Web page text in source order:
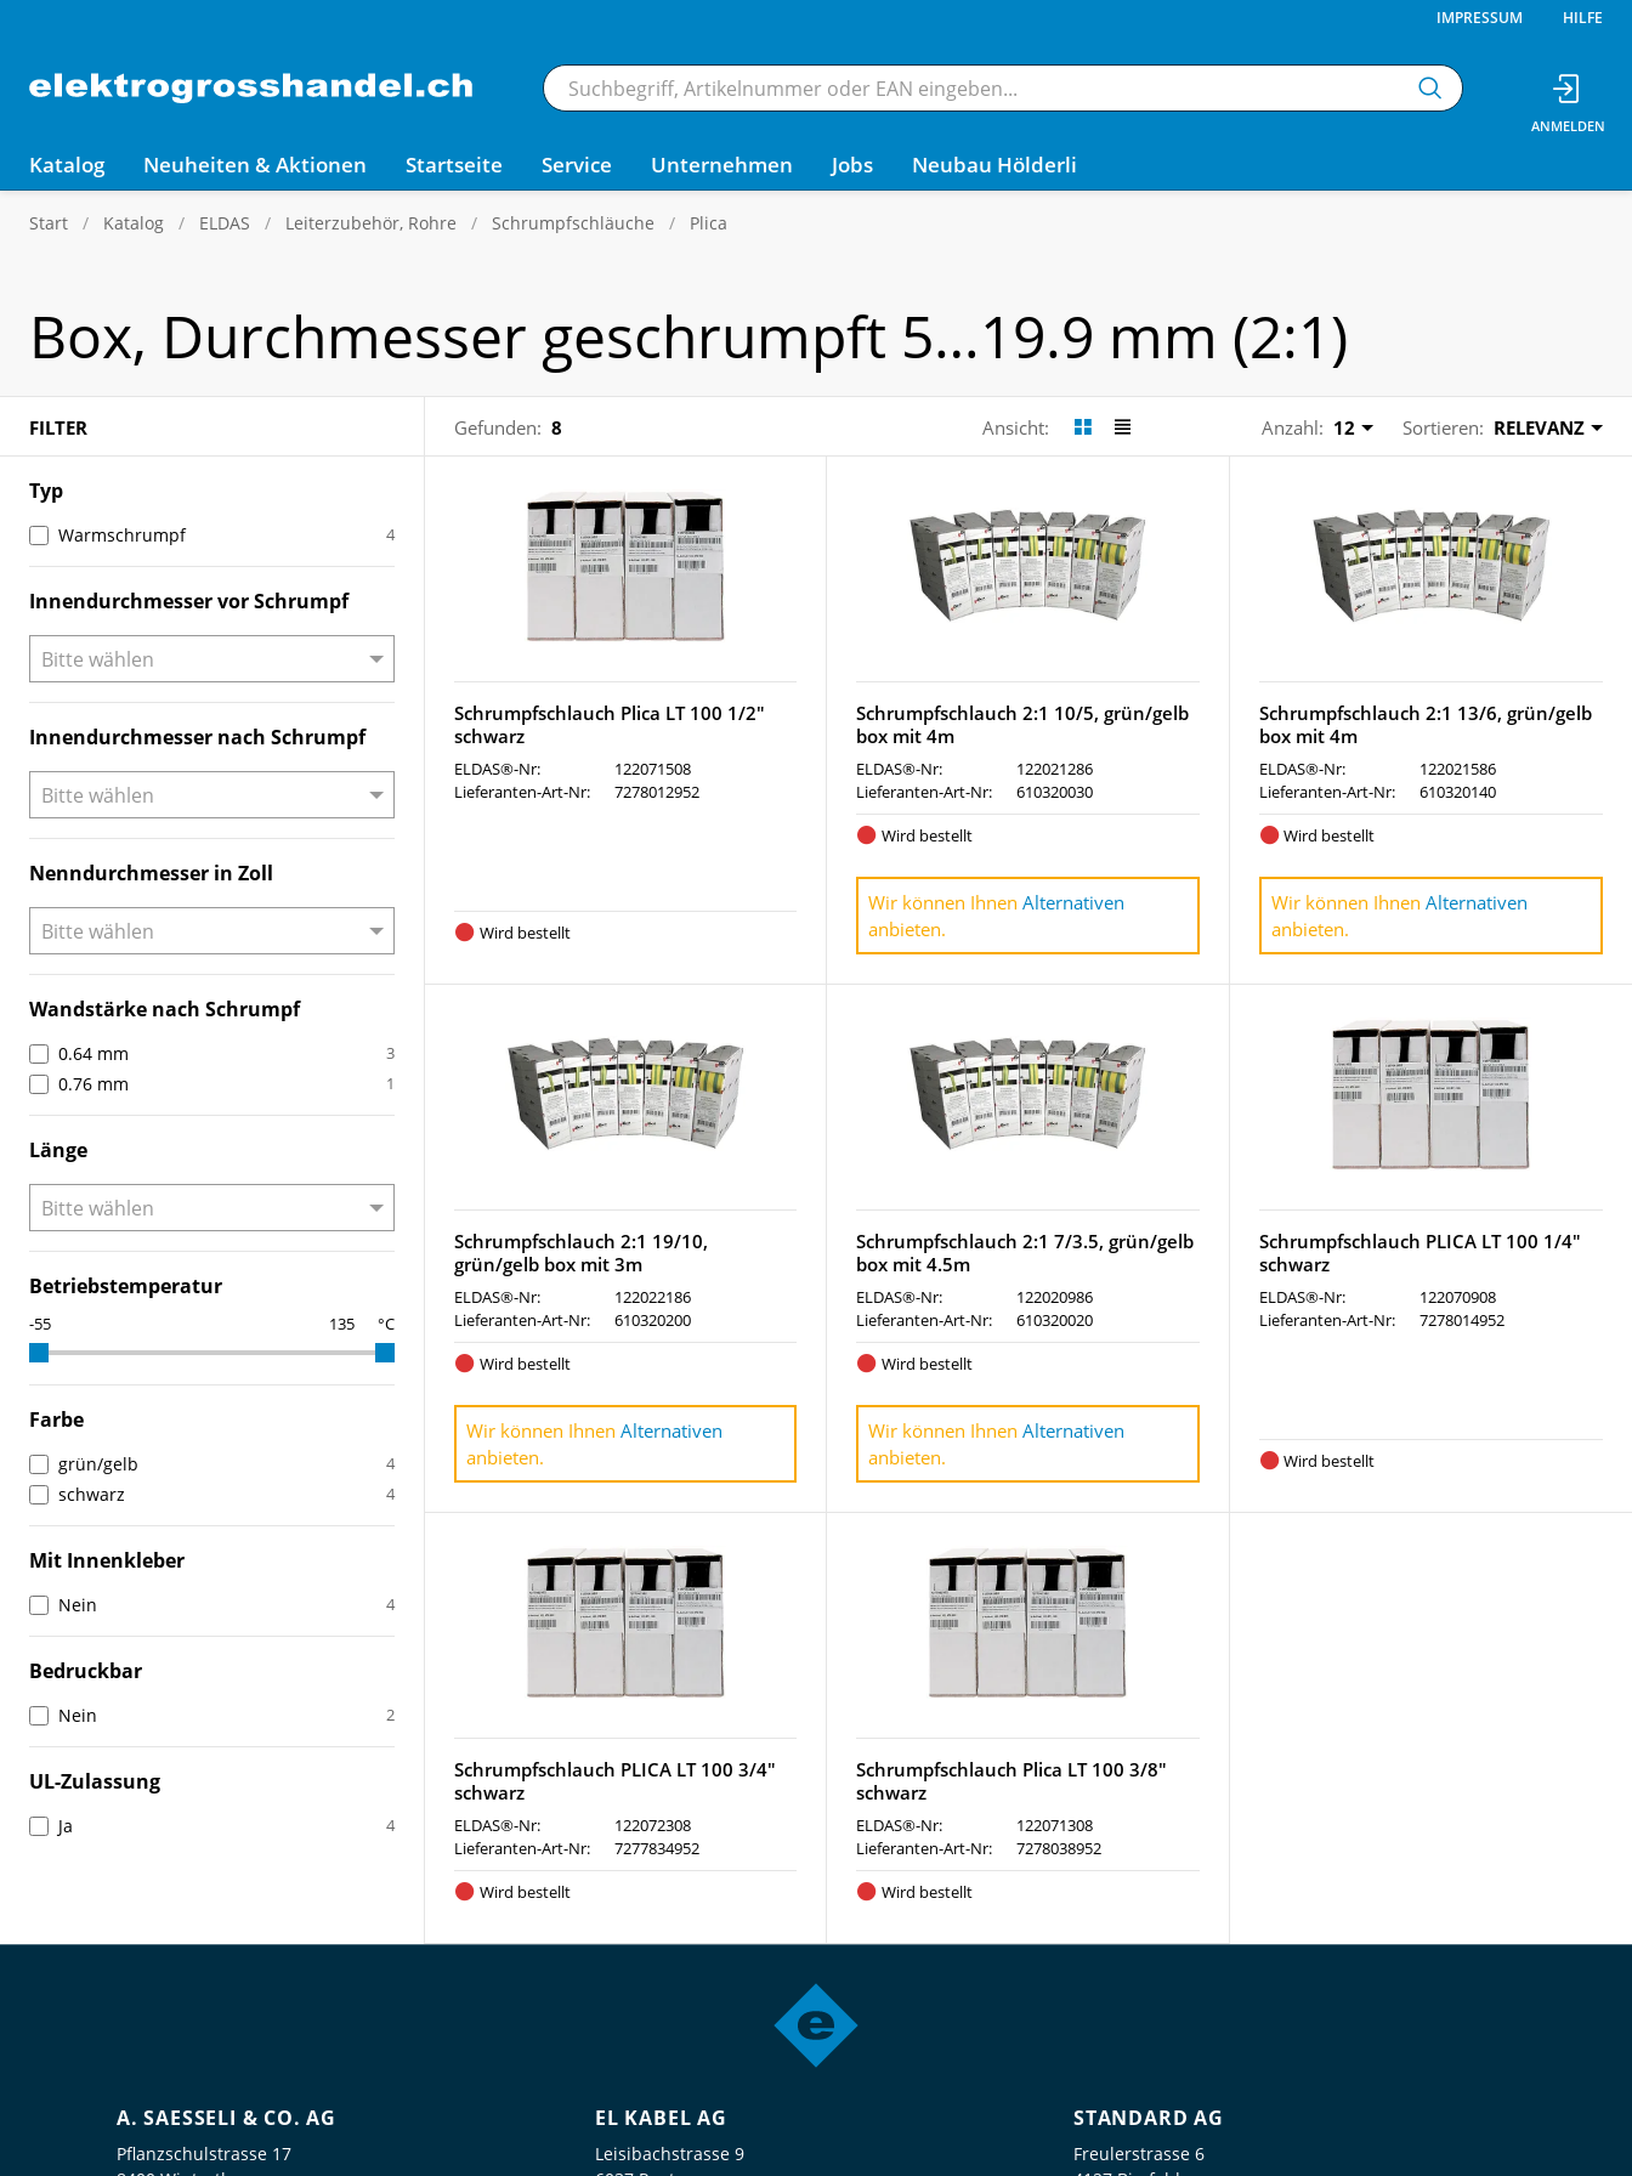
IMPRESSUM HILFE
Katalog Neuheiten & Aktionen Startseite Service Unternehmen Jobs Neubau Hölderli
Start Katalog ELDAS Leiterzubehör, Rohre Schrumpfschläuche Plica
Box, Durchmesser geschrumpft 5…19.9 mm (2:1)
FILTER Gefunden: 8 Ansicht: Anzahl: 12 Sortieren: RELEVANZ
Typ
Warmschrumpf 4
Innendurchmesser vor Schrumpf
Innendurchmesser nach Schrumpf
Nenndurchmesser in Zoll
Wandstärke nach Schrumpf
0.64 mm 3
0.76 mm 1
Länge
Betriebstemperatur
°C
Farbe
grün/gelb 4
schwarz 4
Mit Innenkleber
Nein 4
Bedruckbar
Nein 2
UL-Zulassung
Ja 4
Schrumpfschlauch Plica LT 100 1/2"
schwarz
ELDAS®-Nr:
122071508
Lieferanten-Art-Nr:
7278012952
Wird bestellt
Schrumpfschlauch 2:1 10/5, grün/gelb
box mit 4m
ELDAS®-Nr:
122021286
Lieferanten-Art-Nr:
610320030
Wird bestellt
Wir können IhnenAlternativen
anbieten.
Schrumpfschlauch 2:1 13/6, grün/gelb
box mit 4m
ELDAS®-Nr:
122021586
Lieferanten-Art-Nr:
610320140
Wird bestellt
Wir können Ihnen Alternativen
anbieten.
Schrumpfschlauch 2:1 19/10,
grün/gelb box mit 3m
ELDAS®-Nr:
122022186
Lieferanten-Art-Nr:
610320200
Wird bestellt
Wir können Ihnen Alternativen
anbieten.
Schrumpfschlauch 2:1 7/3.5, grün/gelb
box mit 4.5m
ELDAS®-Nr:
122020986
Lieferanten-Art-Nr:
610320020
Wird bestellt
Wir können IhnenAlternativen
anbieten.
Schrumpfschlauch PLICA LT 100 1/4"
schwarz
ELDAS®-Nr:
122070908
Lieferanten-Art-Nr:
7278014952
Wird bestellt
Schrumpfschlauch PLICA LT 100 3/4"
schwarz
ELDAS®-Nr:
122072308
Lieferanten-Art-Nr:
7277834952
Wird bestellt
Schrumpfschlauch Plica LT 100 3/8"
schwarz
ELDAS®-Nr:
122071308
Lieferanten-Art-Nr:
7278038952
Wird bestellt
A. SAESSELI & CO. AG
Pflanzschulstrasse 17
EL KABEL AG
Leisibachstrasse 9
STANDARD AG
Freulerstrasse 6